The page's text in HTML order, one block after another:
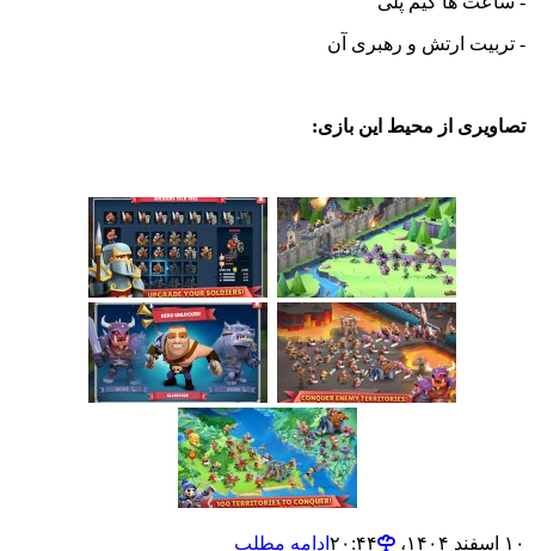
ارتش و رهبری آن
از محیط این بازی:
ادامه مطلب